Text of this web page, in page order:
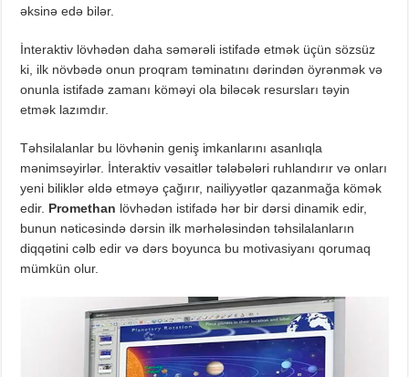
əksinə edə bilər.
İnteraktiv lövhədən daha səmərəli istifadə etmək üçün sözsüz
ki, ilk növbədə onun proqram təminatını dərindən öyrənmək və
onunla istifadə zamanı köməyi ola biləcək resursları təyin
etmək lazımdır.
Təhsilalanlar bu lövhənin geniş imkanlarını asanlıqla
mənimsəyirlər. İnteraktiv vəsaitlər tələbələri ruhlandırır və onları
yeni biliklər əldə etməyə çağırır, nailiyyətlər qazanmağa kömək
edir. Promethan lövhədən istifadə hər bir dərsi dinamik edir,
bunun nəticəsində dərsin ilk mərhələsindən təhsilalanların
diqqətini cəlb edir və dərs boyunca bu motivasiyanı qorumaq
mümkün olur.